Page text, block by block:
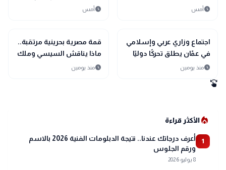
التاريخي إلى نصف نهائي
scheduleأمس
ويؤكدان أولوية الحلول
scheduleأمس
bolt
عاجل
اجتماع وزاري عربي وإسلامي
في عمّان يطلق تحركًا دوليًا
لحماية القدس ومقدساتها
scheduleمنذ يومين
bolt
عاجل
قمة مصرية بحرينية مرتقبة..
ماذا يناقش السيسي وملك
البحرين؟
scheduleمنذ يومين
swipe
local_fire_departmentالأكثر قراءة
1
أعرف درجاتك عندنا.. نتيجة الدبلومات الفنية 2026 بالاسم
ورقم الجلوس
8 يوليو 2026